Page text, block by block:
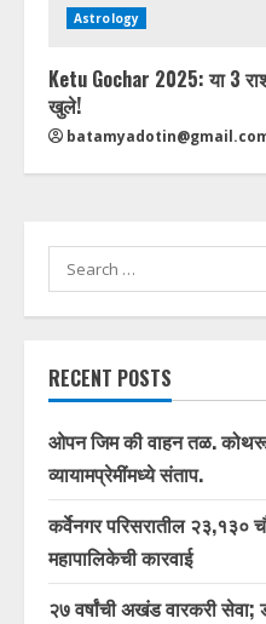
Astrology
Ketu Gochar 2025: या 3
खुले!
Search
for:
RECENT POSTS
ओपन जिम की वाहन तळ.
व्यायामप्रेमींमध्ये संताप.
कर्वेनगर परिसरातील २३,१३०
महापालिकेची कारवाई
२७ वर्षांची अखंड वारकरी